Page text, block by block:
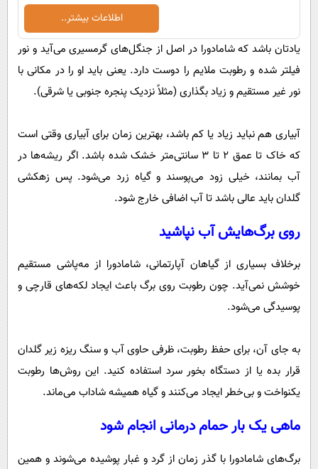
اطلاعات بیشتر..
یادتان باشد که شامادورا در اصل از جنگل‌های گرمسیری می‌آید و نور
فیلتر شده و رطوبت ملایم را دوست دارد. یعنی باید او را در مکانی با
نور غیر مستقیم و زیاد بگذاری (مثلاً نزدیک پنجره جنوبی یا شرقی).
آبیاری هم نباید زیاد یا کم باشد، بهترین زمان برای آبیاری وقتی است
که خاک تا عمق ۲ تا ۳ سانتی‌متر خشک شده باشد. اگر ریشه‌ها در
آب بمانند، خیلی زود می‌پوسند و گیاه زرد می‌شود. پس زهکشی
گلدان باید عالی باشد تا آب اضافی خارج شود.
روی برگ‌هایش آب نپاشید
برخلاف بسیاری از گیاهان آپارتمانی، شامادورا از مه‌پاشی مستقیم
خوشش نمی‌آید. چون رطوبت روی برگ باعث ایجاد لکه‌های قارچی و
پوسیدگی می‌شود.
به جای آن، برای حفظ رطوبت، ظرفی حاوی آب و سنگ ریزه زیر گلدان
قرار بده یا از دستگاه بخور سرد استفاده کنید. این روش‌ها رطوبت
یکنواخت و بی‌خطر ایجاد می‌کنند و گیاه همیشه شاداب می‌ماند.
ماهی یک ‌بار حمام درمانی انجام شود
برگ‌های شامادورا با گذر زمان از گرد و غبار پوشیده می‌شوند و همین